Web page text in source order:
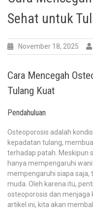
Sehat untuk
November 18, 2025
Cara Mencegah
Tulang Kuat
Pendahuluan
Osteoporosis adalah
kepadatan tulang,
terhadap patah. Meskipun
hanya mempengaruhi
mempengaruhi siapa saja,
muda. Oleh karena itu,
osteoporosis dan menjaga
artikel ini, kita akan